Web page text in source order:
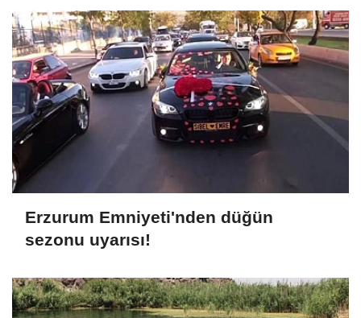
Erzurum Emniyeti'nden düğün
sezonu uyarısı!